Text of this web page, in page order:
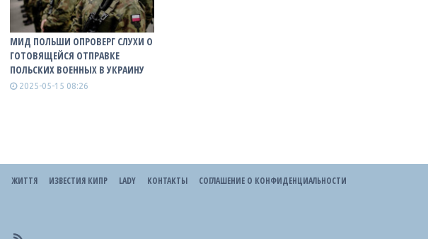
МИД ПОЛЬШИ ОПРОВЕРГ СЛУХИ О
ГОТОВЯЩЕЙСЯ ОТПРАВКЕ
ПОЛЬСКИХ ВОЕННЫХ В УКРАИНУ
2025-05-15 08:26
ЖИТТЯ ИЗВЕСТИЯ КИПР LADY КОНТАКТЫ СОГЛАШЕНИЕ О КОНФИДЕНЦИАЛЬНОСТИ